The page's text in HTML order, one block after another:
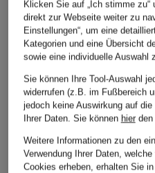
Klicken Sie auf „Ich stimme
direkt zur Webseite weiter zu
Einstellungen“, um eine
Kategorien und eine Übersicht
sowie eine individuelle Auswahl
Sie können Ihre Tool-Auswahl
widerrufen (z.B. im Fußbereich
jedoch keine Auswirkung auf
Ihrer Daten. Sie können hierden
Weitere Informationen zu den
Verwendung Ihrer Daten,
Cookies erheben, erhalten Sie